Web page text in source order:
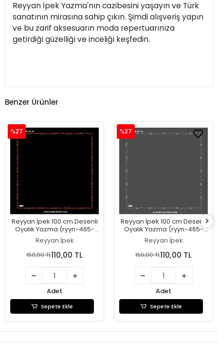
Reyyan İpek Yazma'nın cazibesini yaşayın ve Türk
sanatının mirasına sahip çıkın. Şimdi alışveriş yapın
ve bu zarif aksesuarın moda repertuarınıza
getirdiği güzelliği ve inceliği keşfedin.
Benzer Ürünler
Reyyan İpek 100 cm Desenli
Oyalık Yazma (ryyn-465-
27)
Reyyan İpek
%27
150,00 TL110,00 TL
Adet
Sepete Ekle
Reyyan İpek 100 cm Desenli
Oyalık Yazma (ryyn-465-
26)
Reyyan İpek
%27
150,00 TL110,00 TL
Adet
Sepete Ekle